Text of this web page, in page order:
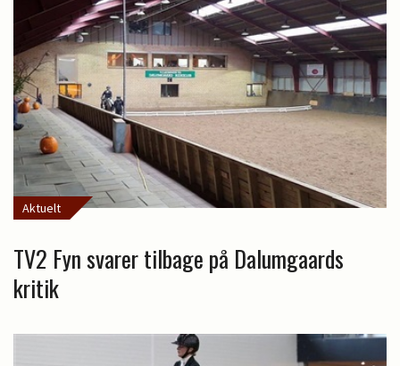
Aktuelt
TV2 Fyn svarer tilbage på Dalumgaards
kritik